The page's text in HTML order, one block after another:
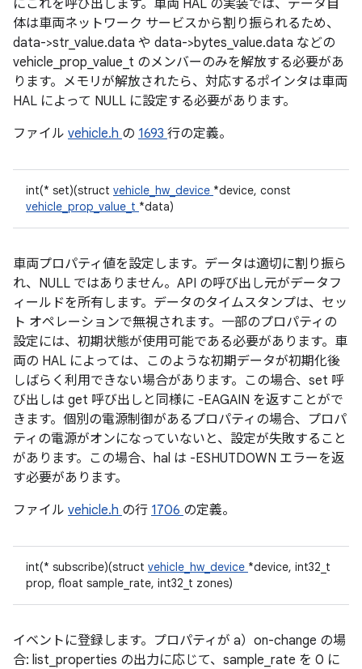
にこれを呼び出します。車両 HAL の実装では、データ自
体は車両ネットワーク サービスから割り振られるため、
data->str_value.data や data->bytes_value.data などの
vehicle_prop_value_t のメンバーのみを解放する必要があ
ります。メモリが解放されたら、対応するポインタは車両
HAL によって NULL に設定する必要があります。
ファイル vehicle.h の 1693 行の定義。
int(* set)(struct vehicle_hw_device *device, const
vehicle_prop_value_t *data)
車両プロパティ値を設定します。データは適切に割り振ら
れ、NULL ではありません。API の呼び出し元がデータフ
ィールドを所有します。データのタイムスタンプは、セッ
ト オペレーションで無視されます。一部のプロパティの
設定には、初期状態が使用可能である必要があります。車
両の HAL によっては、このような初期データが初期化後
しばらく利用できない場合があります。この場合、set 呼
び出しは get 呼び出しと同様に -EAGAIN を返すことがで
きます。個別の電源制御があるプロパティの場合、プロパ
ティの電源がオンになっていないと、設定が失敗すること
があります。この場合、hal は -ESHUTDOWN エラーを返
す必要があります。
ファイル vehicle.h の行 1706 の定義。
int(* subscribe)(struct vehicle_hw_device *device, int32_t
prop, float sample_rate, int32_t zones)
イベントに登録します。プロパティが a）on-change の場
合: list_properties の出力に応じて、sample_rate を 0 に